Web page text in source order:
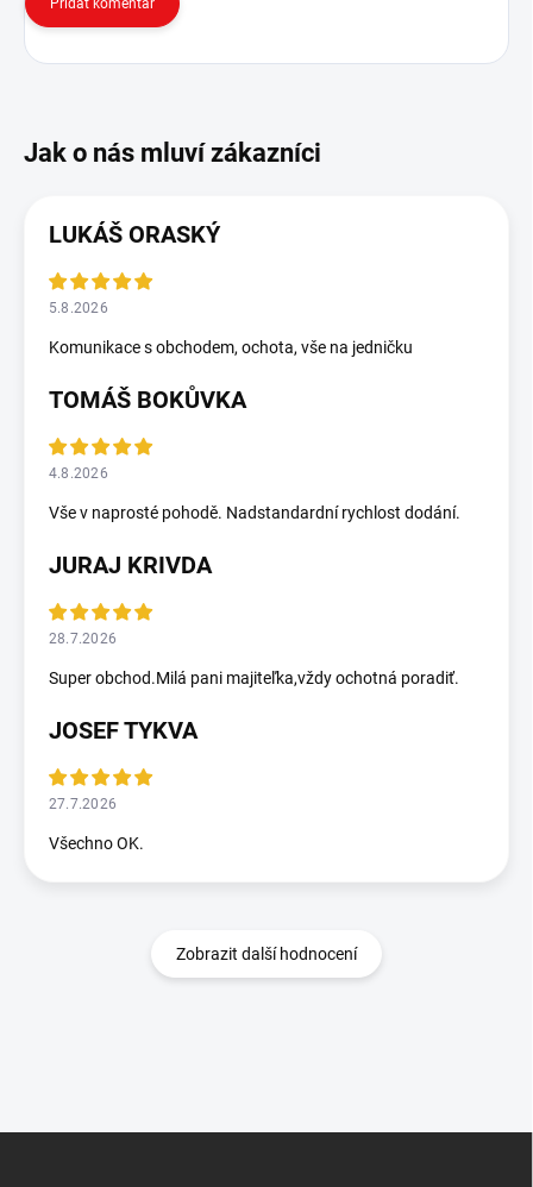
Přidat komentář
LUKÁŠ ORASKÝ
5.8.2026
Komunikace s obchodem, ochota, vše na jedničku
TOMÁŠ BOKŮVKA
4.8.2026
Vše v naprosté pohodě. Nadstandardní rychlost dodání.
JURAJ KRIVDA
28.7.2026
Super obchod.Milá pani majiteľka,vždy ochotná poradiť.
JOSEF TYKVA
27.7.2026
Všechno OK.
Zobrazit další hodnocení